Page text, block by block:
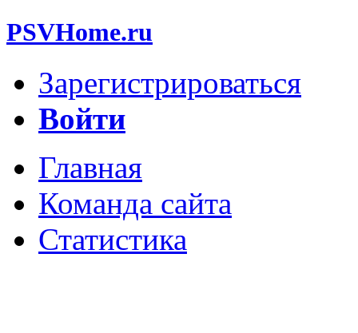
PSVHome.ru
Зарегистрироваться
Войти
Главная
Команда сайта
Статистика